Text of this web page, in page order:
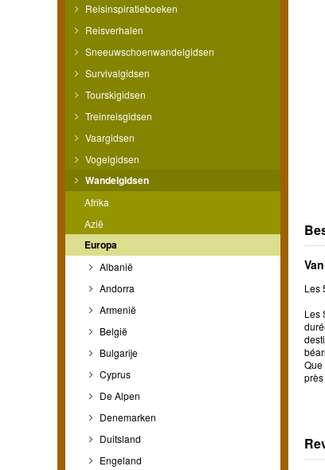
Reisinspiratieboeken
Reisverhalen
Sneeuwschoenwandelgidsen
Survivalgidsen
Tourskigidsen
Treinreisgidsen
Vaargidsen
Vogelgidsen
Wandelgidsen
Afrika
Azië
Europa
Albanië
Andorra
Armenië
België
Bulgarije
Cyprus
De Alpen
Denemarken
Duitsland
Engeland
Les
Les
Que